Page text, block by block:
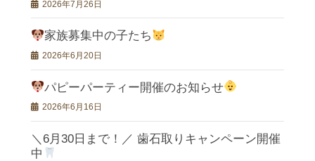
2026年7月26日
家族募集中の子たち
2026年6月20日
パピーパーティー開催のお知らせ
2026年6月16日
＼6月30日まで！／ 歯石取りキャンペーン開催
中